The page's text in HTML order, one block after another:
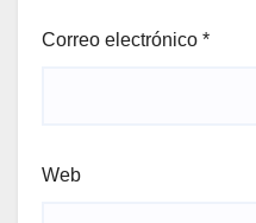
Correo electrónico *
Web